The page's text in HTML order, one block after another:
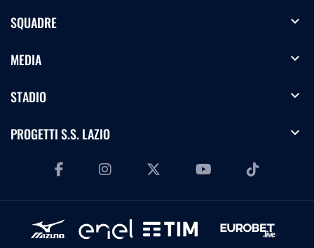
SQUADRE expand_more
MEDIA expand_more
STADIO expand_more
PROGETTI S.S. LAZIO expand_more